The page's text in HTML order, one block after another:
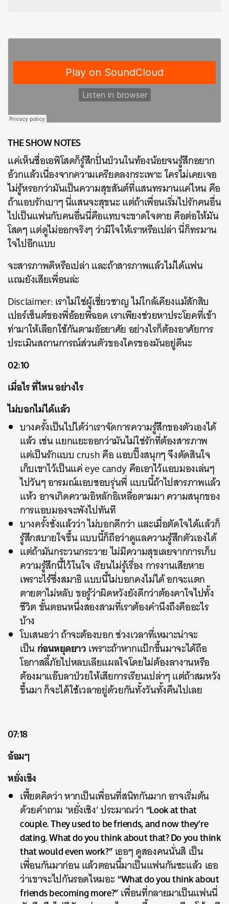
THE SHOW NOTES
แค่เห็นชื่อเอพิโสดก็รู้สึกปั่นป่วนในท้องน้อยจนรู้สึกอยาก
อ้วกแล้วเนื่องจากความเครียดลงกระเพาะ ใครไม่เคยเจอ
ไม่รู้หรอกว่ามันเป็นความสุขสันต์ที่แสนทรมานแค่ไหน คือ
ถ้าแอบรักเบาๆ นี่แสนจะสุขนะ แต่ถ้าเพื่อนเริ่มไปรักคนอื่น
ไปเป็นแฟนกับคนอื่นนี่คือแทบจะขาดใจตาย คือต่อให้มัน
โสดๆ แต่ดูไม่ออกจริงๆ ว่ามีใจให้เราหรือเปล่า นี่ก็ทรมาน
ใจไปอีกแบบ
จะสารภาพดีหรือเปล่า และถ้าสารภาพแล้วไม่ได้แฟน
แถมยังเสียเพื่อนล่ะ
Disclaimer: เราไม่ใช่ผู้เชี่ยวชาญ ไม่ใกล้เคียงแม้สักสิบ
เปอร์เซ็นต์ของพี่อ้อยพี่ฉอด เราเพียงช่วยหาประโยคที่เข้า
ท่ามาให้เลือกใช้กันตามอัธยาศัย อย่างไรก็ต้องอาศัยการ
ประเมินสถานการณ์ส่วนตัวของใครของมันอยู่ดีนะ
02:10
เมื่อไร ที่ไหน อย่างไร
ไม่บอกไม่ได้แล้ว
บางครั้งเป็นไปได้ว่าเราจัดการความรู้สึกของตัวเองได้
แล้ว เช่น แยกแยะออกว่ามันไม่ใช่รักที่ต้องสารภาพ
แต่เป็นรักแบบ crush คือ แอบปิ๊งสนุกๆ จึงตัดสินใจ
เก็บเขาไว้เป็นแค่ eye candy คือเอาไว้แอบมองเล่นๆ
ไปวันๆ อารมณ์แอบชอบรุ่นพี่ แบบนี้ถ้าไปสารภาพแล้ว
แห้ว อาจเกิดความอิหลักอิเหลื่อตามมา ความสนุกของ
การแอบมองจะพังไปทันที
บางครั้งชั่งแล้วว่า ไม่บอกดีกว่า และเมื่อตัดใจได้แล้วก็
รู้สึกสบายใจขึ้น แบบนี้ก็ถือว่าดูแลความรู้สึกตัวเองได้
แต่ถ้ามันกระวนกระวาย ไม่มีความสุขเลยจากการเก็บ
ความรู้สึกนี้ไว้ในใจ เรียนไม่รู้เรื่อง การงานเสียหาย
เพราะไร้ซึ่งสมาธิ แบบนี้ไม่บอกคงไม่ได้ อกจะแตก
ตายตาไม่หลับ ขอรู้ว่าผิดหวังยังดีกว่าต้องคาใจไปทั้ง
ชีวิต ขั้นตอนหนึ่งสองสามที่เราต้องคำนึงถึงคืออะไร
บ้าง
โบเสนอว่า ถ้าจะต้องบอก ช่วงเวลาที่เหมาะน่าจะ
เป็นก่อนหยุดยาวเพราะถ้าหากแป้กขึ้นมาจะได้ถือ
โอกาสลี้ภัยไปหลบเลียแผลใจโดยไม่ต้องลางานหรือ
ต้องมาแอ๊บลาป่วยให้เสียการเรียนเปล่าๆ แต่ถ้าสมหวัง
ขึ้นมา ก็จะได้ใช้เวลาอยู่ด้วยกันทั้งวันทั้งคืนไปเลย
07:18
อ้อมๆ
หยั่งเชิง
เฟี้ยตคิดว่า หากเป็นเพื่อนที่สนิทกันมาก อาจเริ่มต้น
ด้วยคำถาม ‘หยั่งเชิง’ ประมาณว่า“Look at that
couple. They used to be friends, and now they’re
dating. What do you think about that? Do you think
that would even work?”เธอๆ ดูสองคนนั่นสิ เป็น
เพื่อนกันมาก่อน แล้วตอนนี้มาเป็นแฟนกันซะแล้ว เธอ
ว่าเขาจะไปกันรอดไหมอะ“What do you think about
friends becoming more?”เพื่อนที่กลายมาเป็นแฟนนี่